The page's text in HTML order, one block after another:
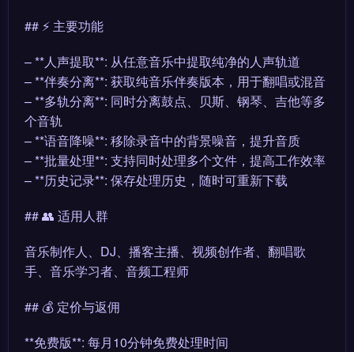
## ⚡ 主要功能
– **人声提取**: 从任意音乐中提取纯净的人声轨道
– **伴奏分离**: 获取纯音乐伴奏版本，用于翻唱或混音
– **多轨分离**: 同时分离鼓点、贝斯、钢琴、吉他等多
个音轨
– **语音降噪**: 移除录音中的背景噪音，提升音质
– **批量处理**: 支持同时处理多个文件，提高工作效率
– **历史记录**: 保存处理历史，随时可重新下载
## 👥 适用人群
音乐制作人、DJ、播客主播、视频创作者、翻唱歌
手、音乐学习者、音频工程师
## 💰 定价与返佣
**免费版**: 每月10分钟免费处理时间